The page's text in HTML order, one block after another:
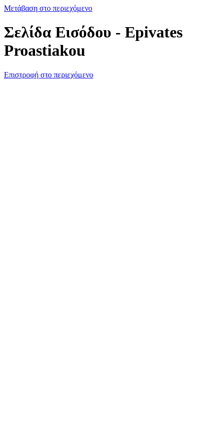
Μετάβαση στο περιεχόμενο
Σελίδα Εισόδου - Epivates
Proastiakou
Επιστροφή στο περιεχόμενο